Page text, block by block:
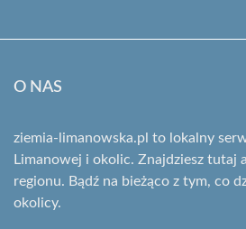
O NAS
ziemia-limanowska.pl to lokalny
Limanowej i okolic. Znajdziesz tutaj
regionu. Bądź na bieżąco z tym, co
okolicy.